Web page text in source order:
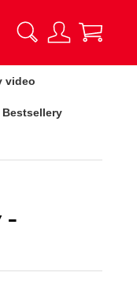
video
Bestsellery
-